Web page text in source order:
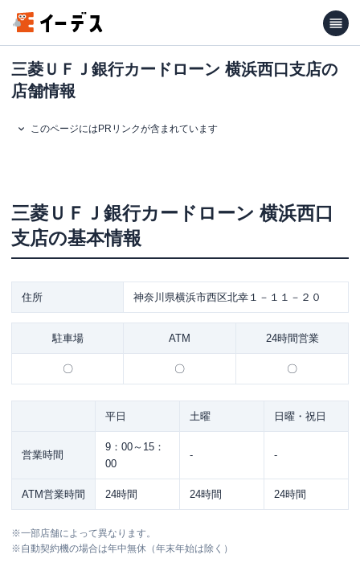
三菱ＵＦＪ銀行カードローン 横浜西口支店の
店舗情報
このページにはPRリンクが含まれています
三菱ＵＦＪ銀行カードローン 横浜西口
支店の基本情報
住所 神奈川県横浜市西区北幸１－１１－２０
駐車場 ATM 24時間営業
〇 〇 〇
平日 土曜 日曜・祝日
営業時間
9：00～15：
00
- -
ATM営業時間 24時間 24時間 24時間
※一部店舗によって異なります。
※自動契約機の場合は年中無休（年末年始は除く）